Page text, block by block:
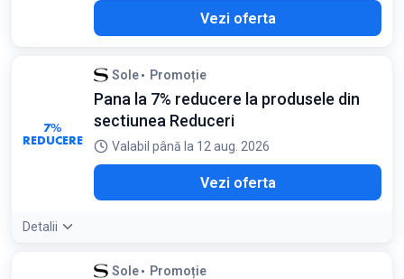
Vezi oferta
7%
REDUCERE
Sole Promoție
Pana la 7% reducere la produsele din
sectiunea Reduceri
Valabil până la 12 aug. 2026
Vezi oferta
Detalii
Sole Promoție